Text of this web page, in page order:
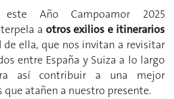
Año Campoamor 2025
a otros exilios e itinerarios
ella, que nos invitan a revisitar
entre España y Suiza a lo largo
así contribuir a una mejor
atañen a nuestro presente.